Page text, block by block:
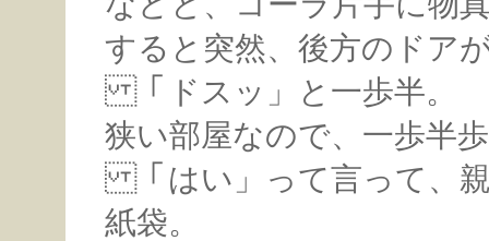
すると突然、後方のドア
「ドスッ」と一歩半。
狭い部屋なので、一歩半
「はい」って言って、親
紙袋。